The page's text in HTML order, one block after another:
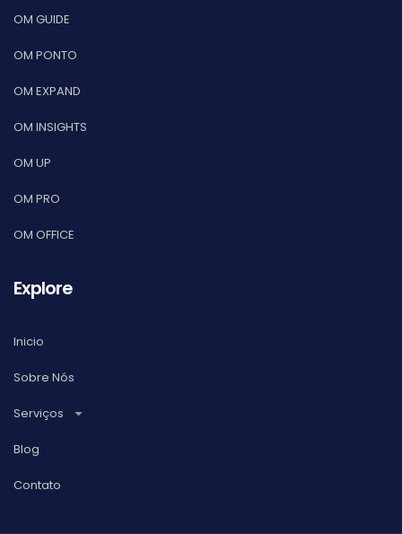
OM GUIDE
OM PONTO
OM EXPAND
OM INSIGHTS
OM UP
OM PRO
OM OFFICE
Explore
Inicio
Sobre Nós
Serviços
Blog
Contato